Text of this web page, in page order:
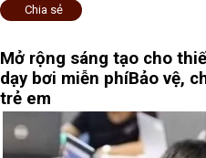
Chia sẻ
Mở rộng sáng tạo cho
dạy bơi miễn phíBảo vệ,
trẻ em